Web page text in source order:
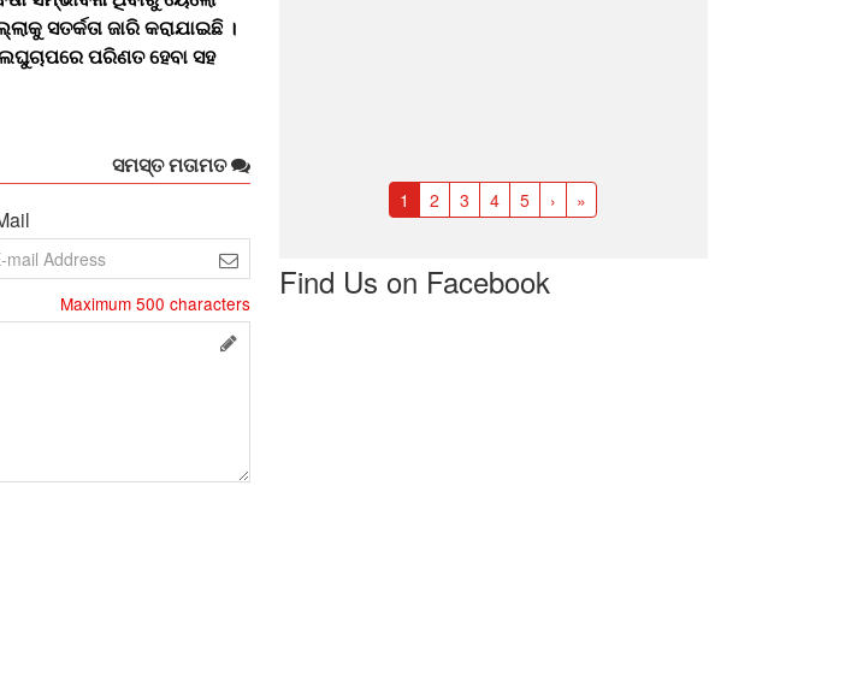
ସତର୍କତା ଜାରି କରାଯାଇଛି ।
ପରିଣତ ହେବା ସହ
ସମସ୍ତ ମତାମତ
Maximum 500 characters
1 2 3 4 5 › »
Find Us on Facebook